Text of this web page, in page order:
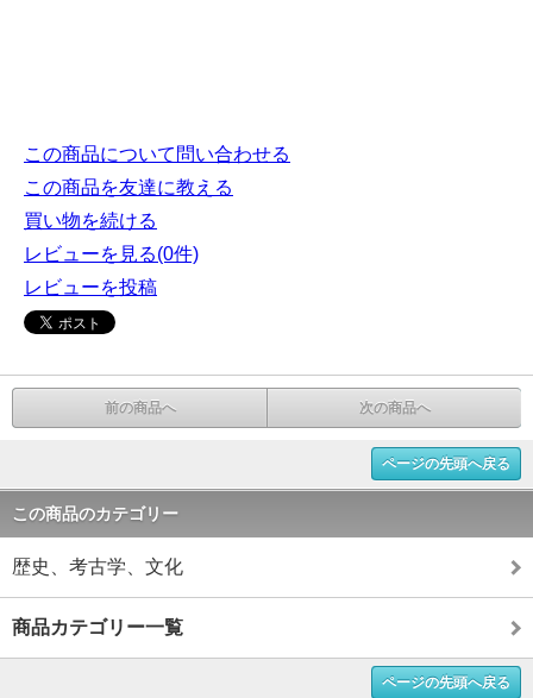
この商品について問い合わせる
この商品を友達に教える
買い物を続ける
レビューを見る(0件)
レビューを投稿
前の商品へ 次の商品へ
ページの先頭へ戻る
この商品のカテゴリー
歴史、考古学、文化
商品カテゴリー一覧
ページの先頭へ戻る